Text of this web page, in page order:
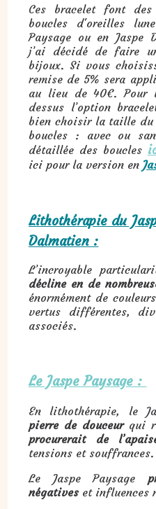
Ces bracelet font
boucles d'oreilles
Paysage ou en Jaspe
j’ai décidé de faire
bijoux. Si vous
remise de 5% sera
au lieu de 40€. Pour
dessus l’option
bien choisir la taille du
boucles : avec ou
détaillée des boucles
ici pour la version en
Lithothérapie du
Dalmatien :
L’incroyable
décline en de
énormément de
vertus différentes,
associés.
Le Jaspe Paysage :
En lithothérapie, le
pierre de douceurqui
procurerait de
tensions et souffrances.
Le Jaspe Paysage
négatives et influences